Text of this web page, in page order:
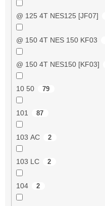
@ 125 4T NES125 [JF07]
@ 150 4T NES 150 KF03
@ 150 4T NES150 [KF03]
10 50 79
101 87
103 AC 2
103 LC 2
104 2